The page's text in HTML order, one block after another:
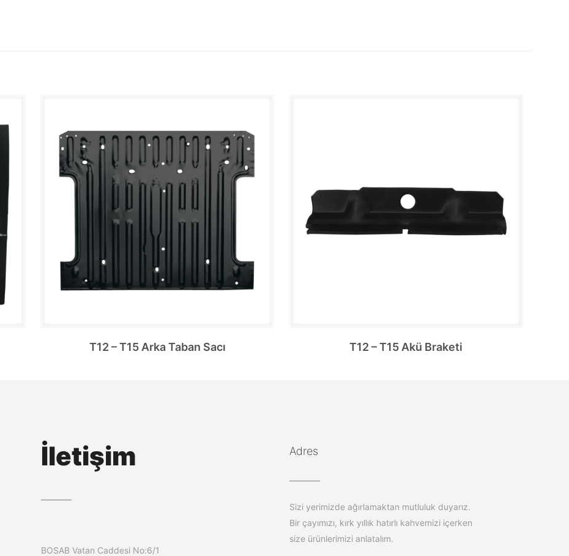
T12 – T15 Arka Taban Sacı T12 – T15 Akü Braketi
İletişim
BOSAB Vatan Caddesi No:6/1
Adres
Sizi yerimizde ağırlamaktan mutluluk duyarız.
Bir çayımızı, kırk yıllık hatırlı kahvemizi içerken
size ürünlerimizi anlatalım.